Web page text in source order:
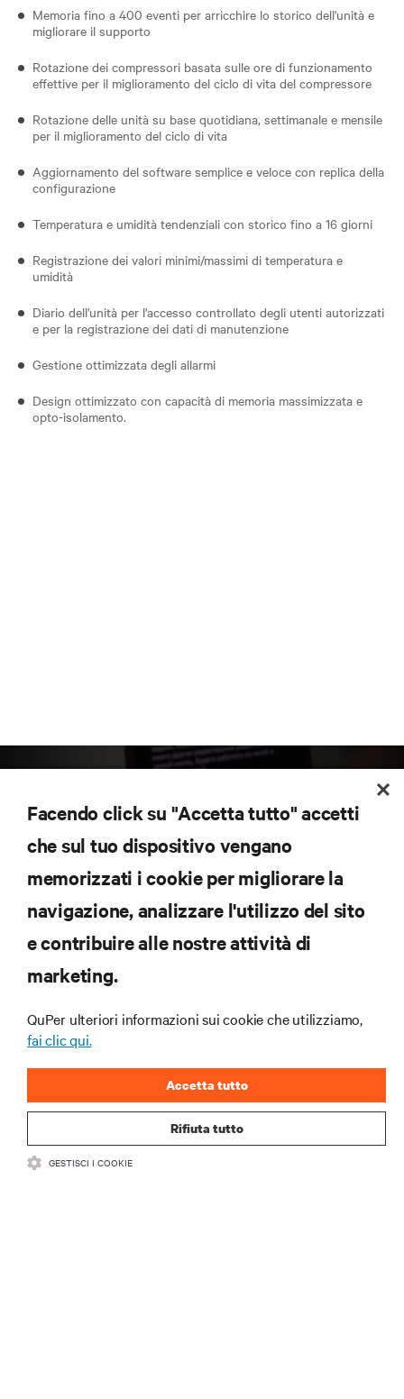
Memoria fino a 400 eventi per arricchire lo storico dell'unità e
migliorare il supporto
Rotazione dei compressori basata sulle ore di funzionamento
effettive per il miglioramento del ciclo di vita del compressore
Rotazione delle unità su base quotidiana, settimanale e mensile
per il miglioramento del ciclo di vita
Aggiornamento del software semplice e veloce con replica della
configurazione
Temperatura e umidità tendenziali con storico fino a 16 giorni
Registrazione dei valori minimi/massimi di temperatura e
umidità
Diario dell'unità per l'accesso controllato degli utenti autorizzati
e per la registrazione dei dati di manutenzione
Gestione ottimizzata degli allarmi
Design ottimizzato con capacità di memoria massimizzata e
opto-isolamento.
Iscriviti per scoprire le ultime tendenze
tecnologiche
Ricevi aggiornamenti regolari sugli argomenti più
importanti del settore, con le discussioni più recenti
e gli approfondimenti degli esperti sulla gestione di
Facendo click su "Accetta tutto" accetti
che sul tuo dispositivo vengano
memorizzati i cookie per migliorare la
navigazione, analizzare l'utilizzo del sito
e contribuire alle nostre attività di
marketing.
QuPer ulteriori informazioni sui cookie che utilizziamo,
fai clic qui.
Rifiuta tutto
Accetta tutto
GESTISCI I COOKIE